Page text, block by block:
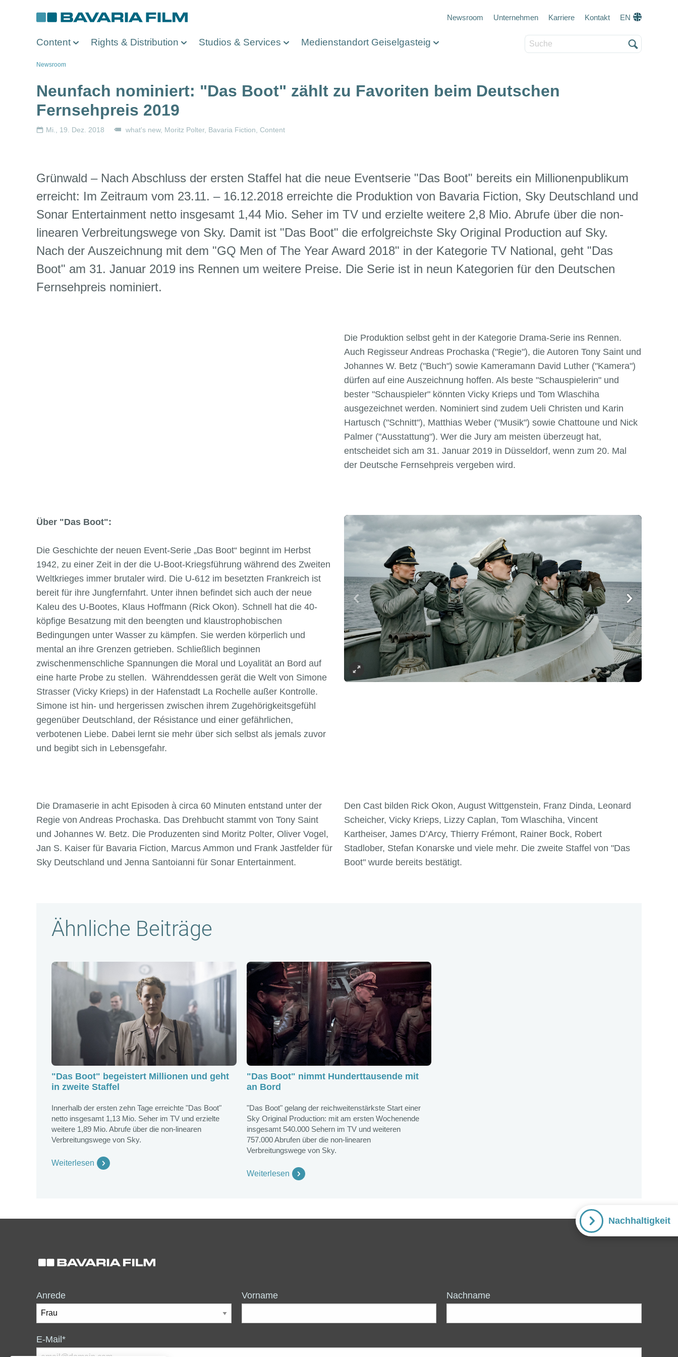
Meta navigation
Newsroom Unternehmen Karriere Kontakt EN
Content Rights & Distribution Studios & Services Medienstandort Geiselgasteig
Pfadnavigation
Newsroom
Neunfach nominiert: "Das Boot" zählt zu Favoriten beim Deutschen
Fernsehpreis 2019
Mi., 19. Dez. 2018 what's new Moritz Polter Bavaria Fiction Content
Grünwald – Nach Abschluss der ersten Staffel hat die neue Eventserie "Das Boot" bereits ein Millionenpublikum
erreicht: Im Zeitraum vom 23.11. – 16.12.2018 erreichte die Produktion von Bavaria Fiction, Sky Deutschland und
Sonar Entertainment netto insgesamt 1,44 Mio. Seher im TV und erzielte weitere 2,8 Mio. Abrufe über die non-
linearen Verbreitungswege von Sky. Damit ist "Das Boot" die erfolgreichste Sky Original Production auf Sky.
Nach der Auszeichnung mit dem "GQ Men of The Year Award 2018" in der Kategorie TV National, geht "Das
Boot" am 31. Januar 2019 ins Rennen um weitere Preise. Die Serie ist in neun Kategorien für den Deutschen
Fernsehpreis nominiert.
Die Produktion selbst geht in der Kategorie Drama-Serie ins Rennen.
Auch Regisseur Andreas Prochaska ("Regie"), die Autoren Tony Saint und
Johannes W. Betz ("Buch") sowie Kameramann David Luther ("Kamera")
dürfen auf eine Auszeichnung hoffen. Als beste "Schauspielerin" und
bester "Schauspieler" könnten Vicky Krieps und Tom Wlaschiha
ausgezeichnet werden. Nominiert sind zudem Ueli Christen und Karin
Hartusch ("Schnitt"), Matthias Weber ("Musik") sowie Chattoune und Nick
Palmer ("Ausstattung"). Wer die Jury am meisten überzeugt hat,
entscheidet sich am 31. Januar 2019 in Düsseldorf, wenn zum 20. Mal
der Deutsche Fernsehpreis vergeben wird.
Über "Das Boot":
Die Geschichte der neuen Event-Serie „Das Boot“ beginnt im Herbst
1942, zu einer Zeit in der die U-Boot-Kriegsführung während des Zweiten
Weltkrieges immer brutaler wird. Die U-612 im besetzten Frankreich ist
bereit für ihre Jungfernfahrt. Unter ihnen befindet sich auch der neue
Kaleu des U-Bootes, Klaus Hoffmann (Rick Okon). Schnell hat die 40-
köpfige Besatzung mit den beengten und klaustrophobischen
Bedingungen unter Wasser zu kämpfen. Sie werden körperlich und
mental an ihre Grenzen getrieben. Schließlich beginnen
zwischenmenschliche Spannungen die Moral und Loyalität an Bord auf
eine harte Probe zu stellen. Währenddessen gerät die Welt von Simone
Strasser (Vicky Krieps) in der Hafenstadt La Rochelle außer Kontrolle.
Simone ist hin- und hergerissen zwischen ihrem Zugehörigkeitsgefühl
gegenüber Deutschland, der Résistance und einer gefährlichen,
verbotenen Liebe. Dabei lernt sie mehr über sich selbst als jemals zuvor
und begibt sich in Lebensgefahr.
Die Dramaserie in acht Episoden à circa 60 Minuten entstand unter der
Regie von Andreas Prochaska. Das Drehbucht stammt von Tony Saint
und Johannes W. Betz. Die Produzenten sind Moritz Polter, Oliver Vogel,
Jan S. Kaiser für Bavaria Fiction, Marcus Ammon und Frank Jastfelder für
Sky Deutschland und Jenna Santoianni für Sonar Entertainment.
Den Cast bilden Rick Okon, August Wittgenstein, Franz Dinda, Leonard
Scheicher, Vicky Krieps, Lizzy Caplan, Tom Wlaschiha, Vincent
Kartheiser, James D’Arcy, Thierry Frémont, Rainer Bock, Robert
Stadlober, Stefan Konarske und viele mehr. Die zweite Staffel von "Das
Boot" wurde bereits bestätigt.
Ähnliche Beiträge
"Das Boot" begeistert Millionen und geht
in zweite Staffel
Innerhalb der ersten zehn Tage erreichte "Das Boot"
netto insgesamt 1,13 Mio. Seher im TV und erzielte
weitere 1,89 Mio. Abrufe über die non-linearen
Verbreitungswege von Sky.
Weiterlesen
"Das Boot" nimmt Hunderttausende mit
an Bord
"Das Boot" gelang der reichweitenstärkste Start einer
Sky Original Production: mit am ersten Wochenende
insgesamt 540.000 Sehern im TV und weiteren
757.000 Abrufen über die non-linearen
Verbreitungswege von Sky.
Weiterlesen
Nachhaltigkeit
Anrede Vorname Nachname
E-Mail*